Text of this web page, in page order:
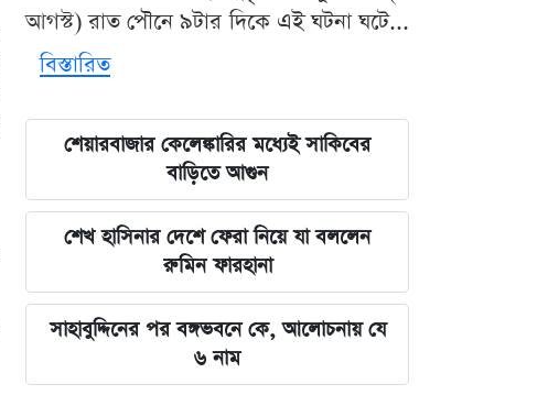
আগস্ট) রাত পৌনে ৯টার দিকে এই ঘটনা ঘটে...
বিস্তারিত
শেয়ারবাজার কেলেঙ্কারির মধ্যেই সাকিবের
বাড়িতে আগুন
শেখ হাসিনার দেশে ফেরা নিয়ে যা বললেন
রুমিন ফারহানা
সাহাবুদ্দিনের পর বঙ্গভবনে কে, আলোচনায় যে
৬ নাম